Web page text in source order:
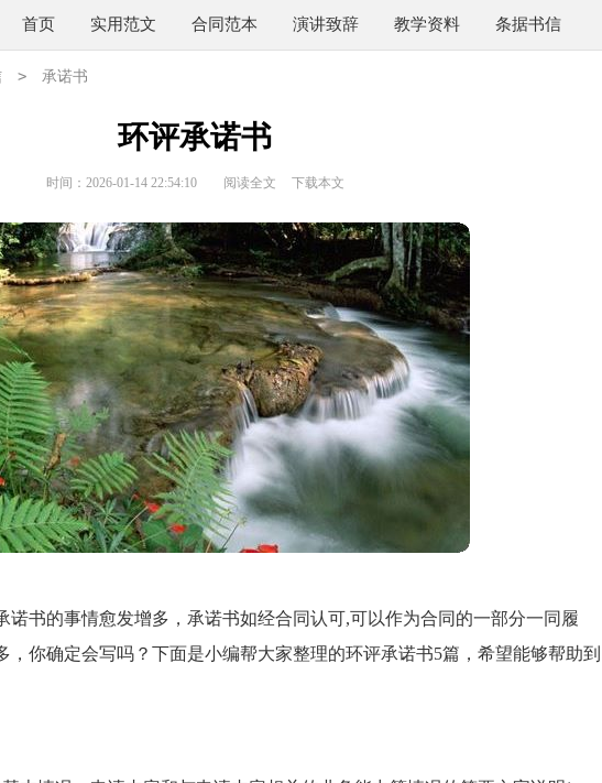
首页 实用范文 合同范本 演讲致辞 教学资料 条据书信
> 承诺书
环评承诺书
时间：2026-01-14 22:54:10 阅读全文 下载本文
诺书的事情愈发增多，承诺书如经合同认可,可以作为合同的一部分一同履
，你确定会写吗？下面是小编帮大家整理的环评承诺书5篇，希望能够帮助到